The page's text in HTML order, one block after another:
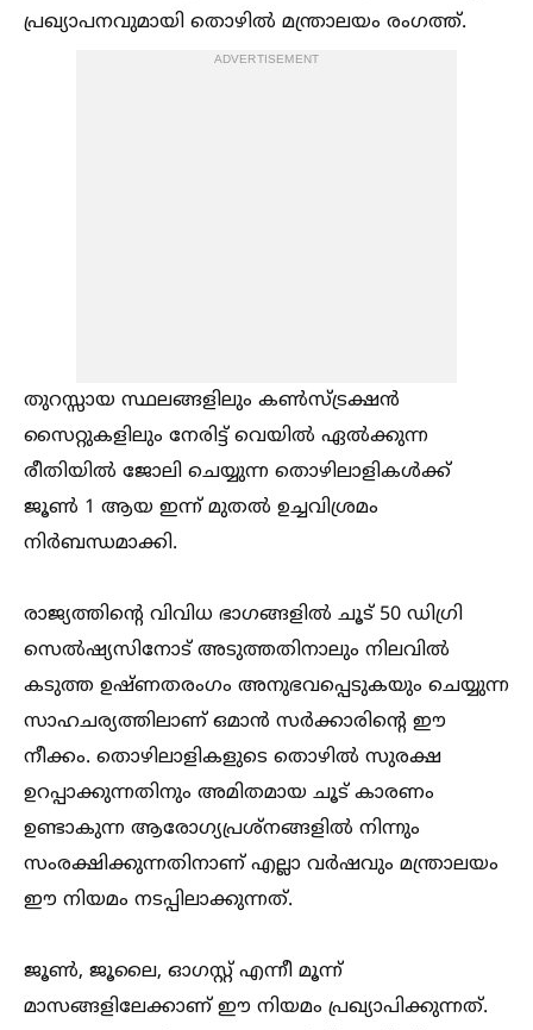
പ്രഖ്യാപനവുമായി തൊഴില്‍ മന്ത്രാലയം രംഗത്ത്.
ADVERTISEMENT
തുറസ്സായ സ്ഥലങ്ങളിലും കണ്‍സ്ട്രക്ഷൻ
സൈറ്റുകളിലും നേരിട്ട് വെയില്‍ ഏല്‍ക്കുന്ന
രീതിയില്‍ ജോലി ചെയ്യുന്ന തൊഴിലാളികള്‍ക്ക്
ജൂണ്‍ 1 ആയ ഇന്ന് മുതല്‍ ഉച്ചവിശ്രമം
നിർബന്ധമാക്കി.
രാജ്യത്തിന്റെ വിവിധ ഭാഗങ്ങളില്‍ ചൂട് 50 ഡിഗ്രി
സെല്‍ഷ്യസിനോട് അടുത്തതിനാലും നിലവില്‍
കടുത്ത ഉഷ്ണതരംഗം അനുഭവപ്പെടുകയും ചെയ്യുന്ന
സാഹചര്യത്തിലാണ് ഒമാൻ സർക്കാരിന്റെ ഈ
നീക്കം. തൊഴിലാളികളുടെ തൊഴില്‍ സുരക്ഷ
ഉറപ്പാക്കുന്നതിനും അമിതമായ ചൂട് കാരണം
ഉണ്ടാകുന്ന ആരോഗ്യപ്രശ്നങ്ങളില്‍ നിന്നും
സംരക്ഷിക്കുന്നതിനാണ് എല്ലാ വർഷവും മന്ത്രാലയം
ഈ നിയമം നടപ്പിലാക്കുന്നത്.
ജൂണ്‍, ജൂലൈ, ഓഗസ്റ്റ് എന്നീ മൂന്ന്
മാസങ്ങളിലേക്കാണ് ഈ നിയമം പ്രഖ്യാപിക്കുന്നത്.